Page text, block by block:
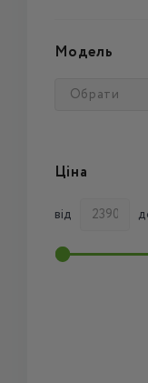
Модель
Обрати
Ціна
від